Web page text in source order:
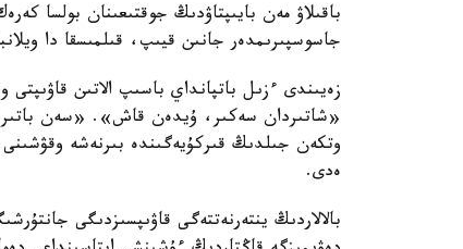
باقىلاۋ مەن بايىپتاۋدىڭ جوقتىعىنان بولسا
جاسوسپىرىمدەر جانىن قيىپ، قىلمىسقا دا
زەيىندى ءزىل باتپانداي باسىپ الاتىن قاۋىپتى
وتكەن جىلدىڭ قىركۇيەگىندە بىرنەشە وقۋشىنى
ەدى.
بالالاردىڭ ينتەرنەتتەگى قاۋىپسىزدىگى